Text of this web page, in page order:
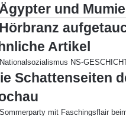
Ägypter
Mumien
Ägypter und
Hörbranz
Artikel
Schattenseiten